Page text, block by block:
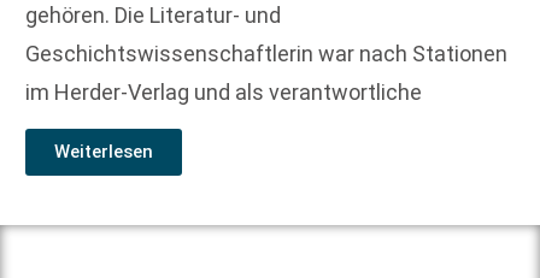
gehören. Die Literatur- und
Geschichtswissenschaftlerin war nach Stationen
im Herder-Verlag und als verantwortliche
Weiterlesen